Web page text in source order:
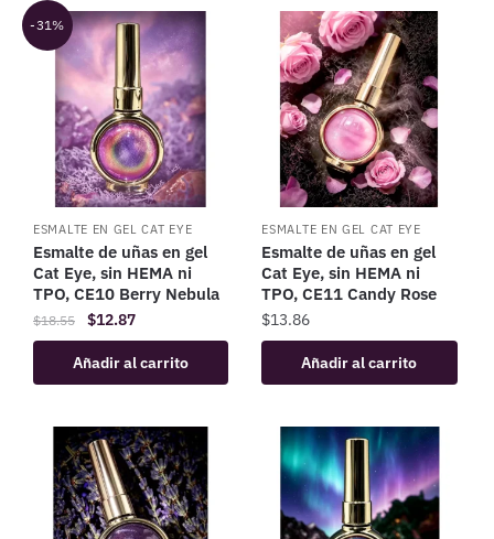
-31%
ESMALTE EN GEL CAT EYE
Esmalte de uñas en gel
Cat Eye, sin HEMA ni
TPO, CE10 Berry Nebula
$18.55 $12.87
Añadir al carrito
ESMALTE EN GEL CAT EYE
Esmalte de uñas en gel
Cat Eye, sin HEMA ni
TPO, CE11 Candy Rose
$13.86
Añadir al carrito